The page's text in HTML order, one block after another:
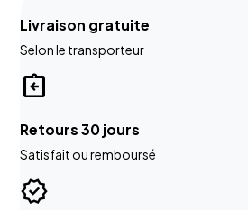
Livraison gratuite
Selon le transporteur
assignment_return
Retours 30 jours
Satisfait ou remboursé
verified